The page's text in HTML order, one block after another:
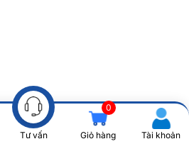
Tư vấn Giỏ hàng
0
Tài khoản